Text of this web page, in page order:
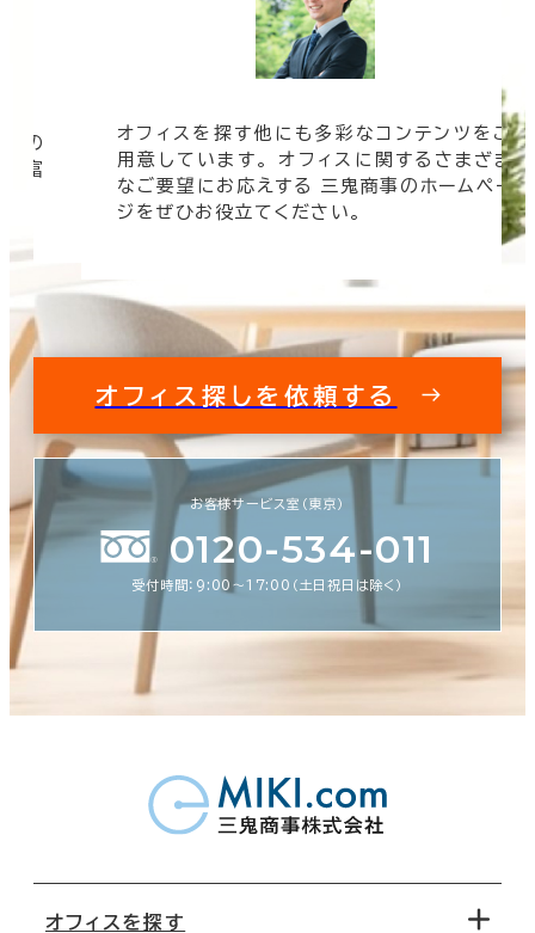
の
豊富
オフィスを探す他にも多彩なコンテンツをご
用意しています。 オフィスに関するさまざま
なご要望にお応えする 三鬼商事のホームペー
ジをぜひお役立てください。
オフィス探しを依頼する
お客様サービス室（東京）
0120-534-011
受付時間：9:00〜17:00（土日祝日は除く）
オフィスを探す